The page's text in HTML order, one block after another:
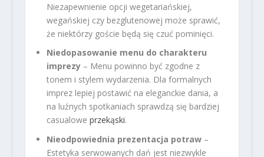
Niezapewnienie opcji wegetariańskiej,
wegańskiej czy bezglutenowej może sprawić,
że niektórzy goście będą się czuć pominięci.
Niedopasowanie menu do charakteru
imprezy– Menu powinno być zgodne z
tonem i stylem wydarzenia. Dla formalnych
imprez lepiej postawić na eleganckie dania, a
na luźnych spotkaniach sprawdzą się bardziej
casualowe przekąski.
Nieodpowiednia prezentacja potraw–
Estetyka serwowanych dań jest niezwykle